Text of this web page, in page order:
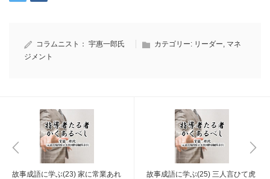
コラムニスト： 宇惠一郎氏 カテゴリー: リーダー, マネ
ジメント
故事成語に学ぶ(23) 家に常業あれ
故事成語に学ぶ(25) 三人言ひて虎